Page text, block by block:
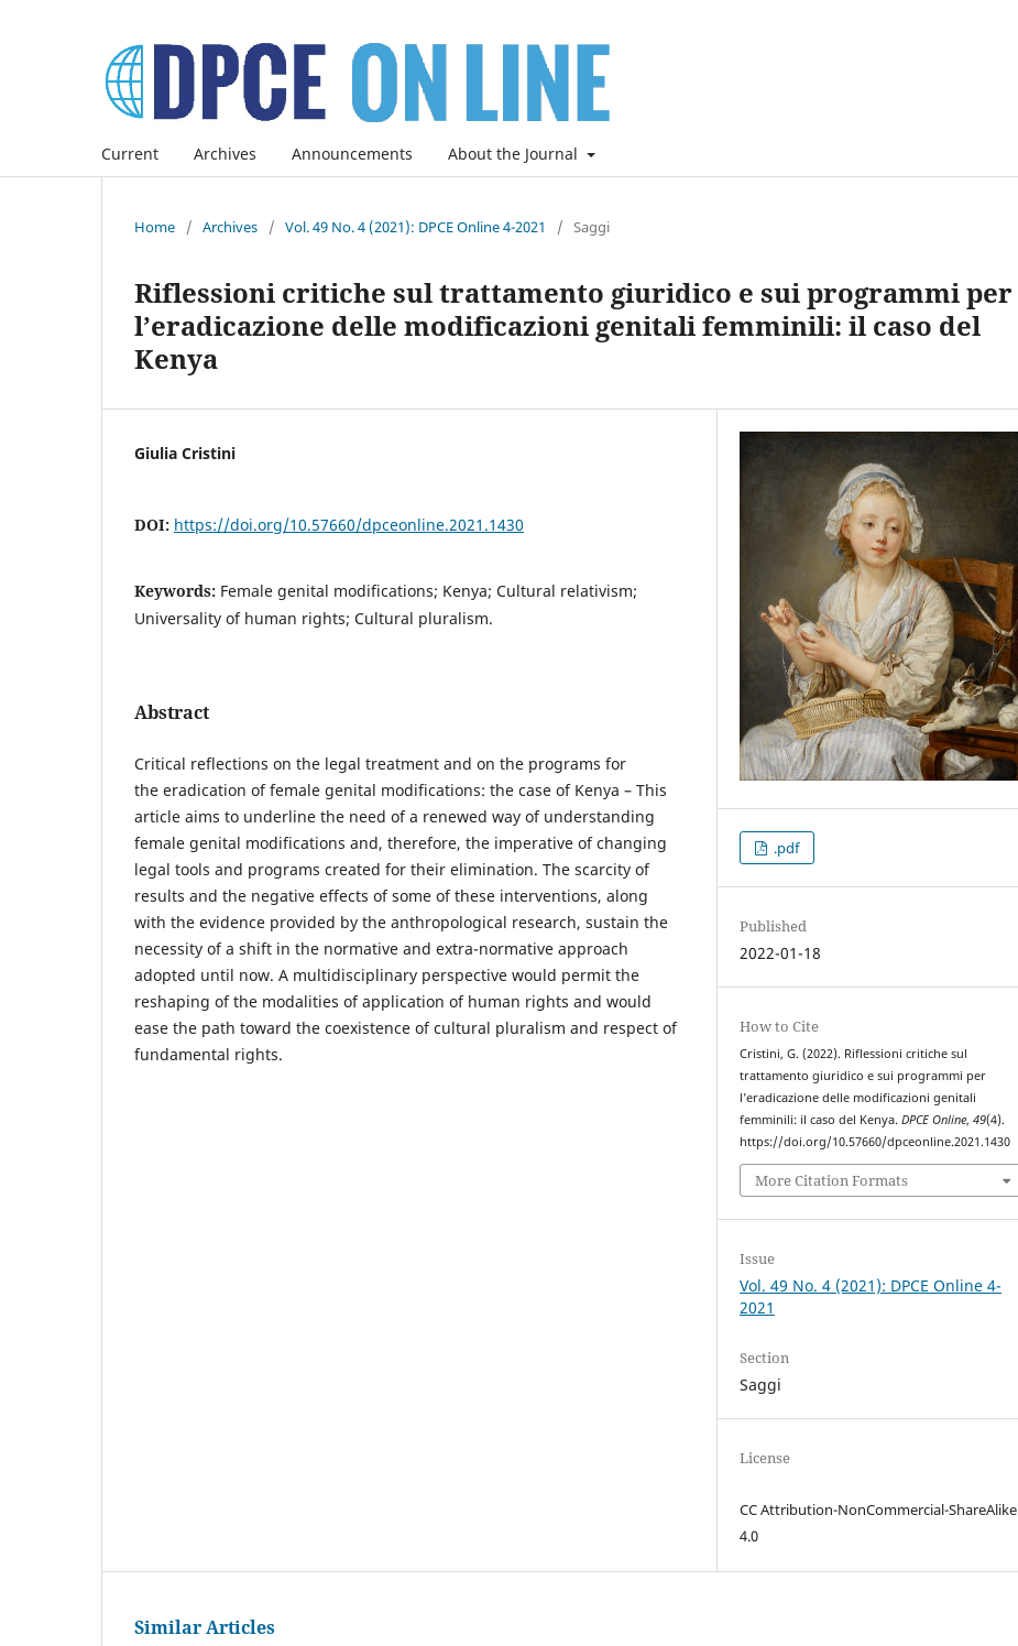
Current Archives Announcements About the Journal
Home / Archives / Vol. 49 No. 4 (2021): DPCE Online 4-2021 / Saggi
Riflessioni critiche sul trattamento giuridico e sui programmi per
l’eradicazione delle modificazioni genitali femminili: il caso del
Kenya
Giulia Cristini
DOI: https://doi.org/10.57660/dpceonline.2021.1430
Keywords: Female genital modifications; Kenya; Cultural relativism;
Universality of human rights; Cultural pluralism.
Abstract
Critical reflections on the legal treatment and on the programs for
the eradication of female genital modifications: the case of Kenya – This
article aims to underline the need of a renewed way of understanding
female genital modifications and, therefore, the imperative of changing
legal tools and programs created for their elimination. The scarcity of
results and the negative effects of some of these interventions, along
with the evidence provided by the anthropological research, sustain the
necessity of a shift in the normative and extra-normative approach
adopted until now. A multidisciplinary perspective would permit the
reshaping of the modalities of application of human rights and would
ease the path toward the coexistence of cultural pluralism and respect of
fundamental rights.
.pdf
Published
2022-01-18
How to Cite
Cristini, G. (2022). Riflessioni critiche sul
trattamento giuridico e sui programmi per
l’eradicazione delle modificazioni genitali
femminili: il caso del Kenya.DPCE Online,49(4).
https://doi.org/10.57660/dpceonline.2021.1430
More Citation Formats
Issue
Vol. 49 No. 4 (2021): DPCE Online 4-
2021
Section
Saggi
License
CC Attribution-NonCommercial-ShareAlike
4.0
Similar Articles